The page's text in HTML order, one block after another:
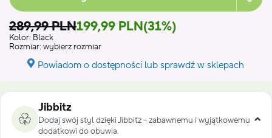
289,99 PLN199,99 PLN(31%)
Kolor: Black
Rozmiar: wybierz rozmiar
Powiadom o dostępności lub sprawdź w sklepach
Jibbitz
Dodaj swój styl dzięki Jibbitz – zabawnemu i wyjątkowemu
dodatkowi do obuwia.